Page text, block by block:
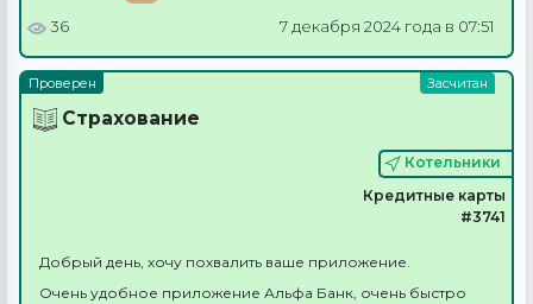
36 7 декабря 2024 года в 07:51
Страхование
Котельники
Кредитные карты
#3741
Добрый день, хочу похвалить ваше приложение.
Очень удобное приложение Альфа Банк, очень быстро